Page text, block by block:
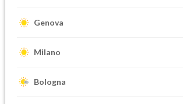
Genova
Milano
Bologna